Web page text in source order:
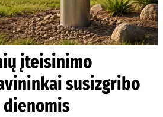
įteisinimo
susizgribo